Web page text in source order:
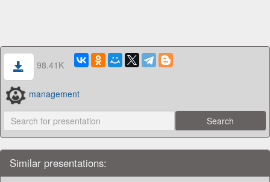
98.41K
management
Similar presentations: